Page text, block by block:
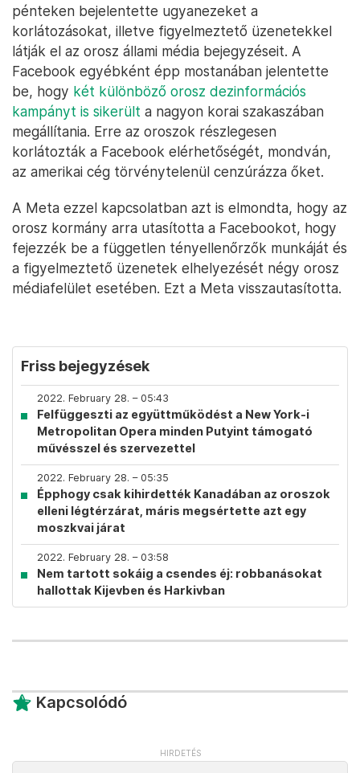
pénteken bejelentette ugyanezeket a
korlátozásokat, illetve figyelmeztető üzenetekkel
látják el az orosz állami média bejegyzéseit. A
Facebook egyébként épp mostanában jelentette
be, hogy két különböző orosz dezinformációs
kampányt is sikerült a nagyon korai szakaszában
megállítania. Erre az oroszok részlegesen
korlátozták a Facebook elérhetőségét, mondván,
az amerikai cég törvénytelenül cenzúrázza őket.
A Meta ezzel kapcsolatban azt is elmondta, hogy az
orosz kormány arra utasította a Facebookot, hogy
fejezzék be a független tényellenőrzők munkáját és
a figyelmeztető üzenetek elhelyezését négy orosz
médiafelület esetében. Ezt a Meta visszautasította.
Friss bejegyzések
2022. February 28. – 05:43
Felfüggeszti az együttműködést a New York-i
Metropolitan Opera minden Putyint támogató
művésszel és szervezettel
2022. February 28. – 05:35
Épphogy csak kihirdették Kanadában az oroszok
elleni légtérzárat, máris megsértette azt egy
moszkvai járat
2022. February 28. – 03:58
Nem tartott sokáig a csendes éj: robbanásokat
hallottak Kijevben és Harkivban
Kapcsolódó